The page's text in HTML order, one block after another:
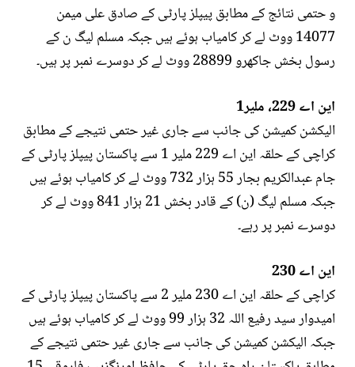
و حتمی نتائج کے مطابق پیپلز پارٹی کے صادق علی میمن
14077 ووٹ لے کر کامیاب ہوئے ہیں جبکہ مسلم لیگ ن کے
رسول بخش جاکھرو 28899 ووٹ لے کر دوسرے نمبر پر ہیں۔
این اے 229، ملیر1
الیکشن کمیشن کی جانب سے جاری غیر حتمی نتیجے کے مطابق
کراچی کے حلقہ این اے 229 ملیر 1 سے پاکستان پیپلز پارٹی کے
جام عبدالکریم بجار 55 ہزار 732 ووٹ لے کر کامیاب ہوئے ہیں
جبکہ مسلم لیگ (ن) کے قادر بخش 21 ہزار 841 ووٹ لے کر
دوسرے نمبر پر رہے۔
این اے 230
کراچی کے حلقہ این اے 230 ملیر 2 سے پاکستان پیپلز پارٹی کے
امیدوار سید رفیع اللہ 32 ہزار 99 ووٹ لے کر کامیاب ہوئے ہیں
جبکہ الیکشن کمیشن کی جانب سے جاری غیر حتمی نتیجے کے